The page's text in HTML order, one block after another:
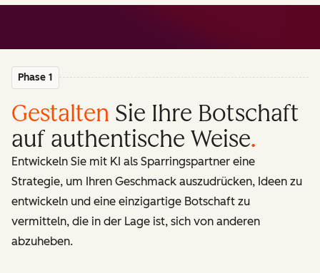
Phase 1
Gestalten Sie Ihre Botschaft
auf authentische Weise.
Entwickeln Sie mit KI als Sparringspartner eine
Strategie, um Ihren Geschmack auszudrücken, Ideen zu
entwickeln und eine einzigartige Botschaft zu
vermitteln, die in der Lage ist, sich von anderen
abzuheben.